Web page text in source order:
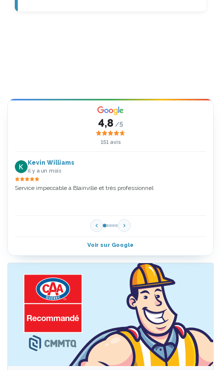
4,8 /5
151 avis
Kevin Williams
il y a un mois
Service impeccable à Blainville et très professionnel
Voir sur Google